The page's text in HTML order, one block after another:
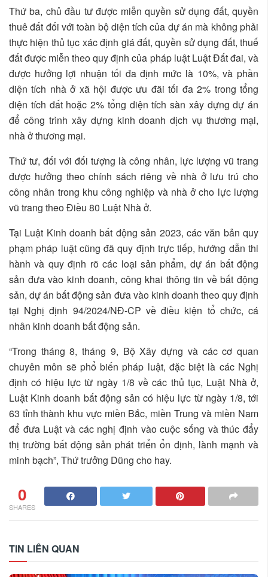
Thứ ba, chủ đầu tư được miễn quyền sử dụng đất, quyền
thuê đất đối với toàn bộ diện tích của dự án mà không phải
thực hiện thủ tục xác định giá đất, quyền sử dụng đất, thuế
đất được miễn theo quy định của pháp luật Luật Đất đai, và
được hưởng lợi nhuận tối đa định mức là 10%, và phần
diện tích nhà ở xã hội được ưu đãi tối đa 2% trong tổng
diện tích đất hoặc 2% tổng diện tích sàn xây dựng dự án
để công trình xây dựng kinh doanh dịch vụ thương mại,
nhà ở thương mại.
Thứ tư, đối với đối tượng là công nhân, lực lượng vũ trang
được hưởng theo chính sách riêng về nhà ở lưu trú cho
công nhân trong khu công nghiệp và nhà ở cho lực lượng
vũ trang theo Điều 80 Luật Nhà ở.
Tại Luật Kinh doanh bất động sản 2023, các văn bản quy
phạm pháp luật cũng đã quy định trực tiếp, hướng dẫn thi
hành và quy định rõ các loại sản phẩm, dự án bất động
sản đưa vào kinh doanh, công khai thông tin về bất động
sản, dự án bất động sản đưa vào kinh doanh theo quy định
tại Nghị định 94/2024/NĐ-CP về điều kiện tổ chức, cá
nhân kinh doanh bất động sản.
“Trong tháng 8, tháng 9, Bộ Xây dựng và các cơ quan
chuyên môn sẽ phổ biến pháp luật, đặc biệt là các Nghị
định có hiệu lực từ ngày 1/8 về các thủ tục, Luật Nhà ở,
Luật Kinh doanh bất động sản có hiệu lực từ ngày 1/8, tới
63 tỉnh thành khu vực miền Bắc, miền Trung và miền Nam
để đưa Luật và các nghị định vào cuộc sống và thúc đẩy
thị trường bất động sản phát triển ổn định, lành mạnh và
minh bạch”, Thứ trưởng Dũng cho hay.
0
SHARES
TIN LIÊN QUAN